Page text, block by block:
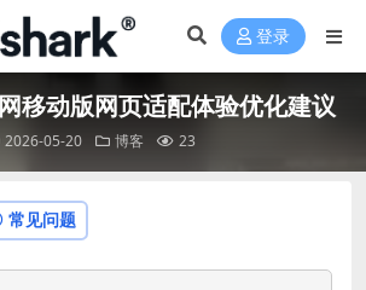
登录
移动版网页适配体验优化建议
2026-05-20 博客 23
常见问题